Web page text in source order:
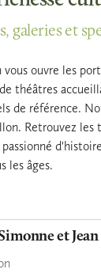
galeries et
vous ouvre les
théâtres
de référence.
Retrouvez les
les âges.
et